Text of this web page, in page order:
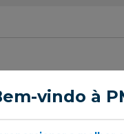
vindo à